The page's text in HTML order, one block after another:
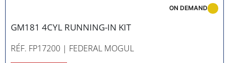
GM181 4CYL RUNNING-IN KIT
RÉF. FP17200 | FEDERAL MOGUL
ON DEMAND